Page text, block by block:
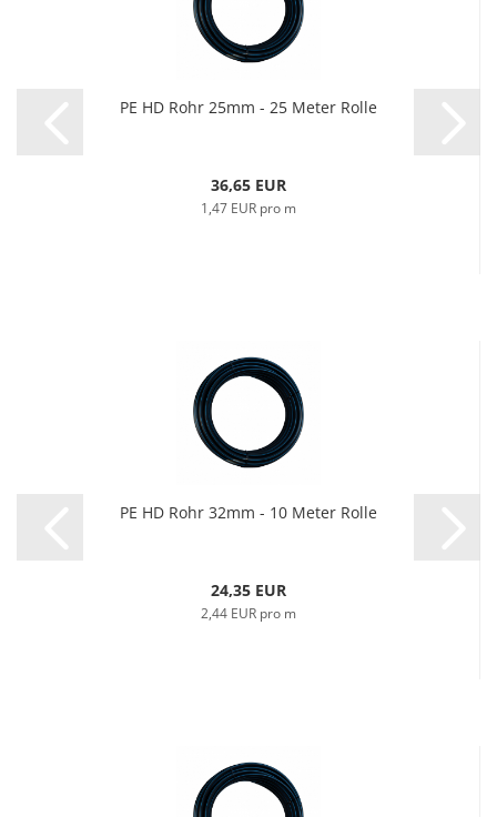
PE HD Rohr 25mm - 25 Meter Rolle
36,65 EUR
1,47 EUR pro m
PE HD Rohr 32mm - 10 Meter Rolle
24,35 EUR
2,44 EUR pro m